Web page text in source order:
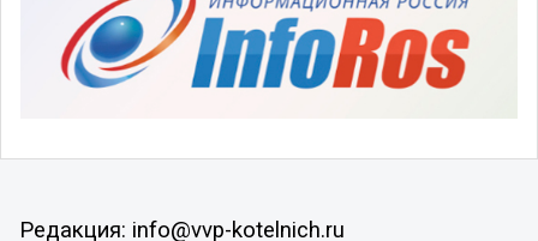
Редакция: info@vvp-kotelnich.ru